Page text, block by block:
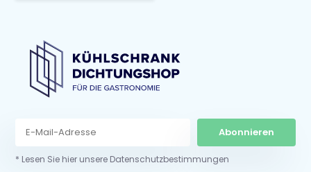
Abonnieren
* Lesen Sie hier unsere Datenschutzbestimmungen